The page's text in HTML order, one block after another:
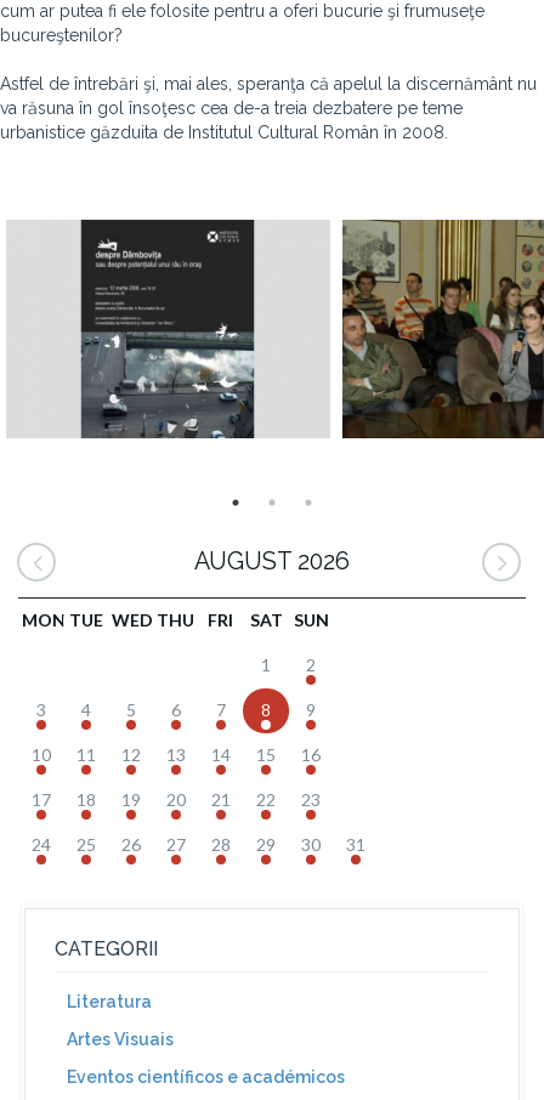
cum ar putea fi ele folosite pentru a oferi bucurie şi frumuseţe
bucureştenilor?
Astfel de întrebări şi, mai ales, speranţa că apelul la discernământ nu
va răsuna în gol însoţesc cea de-a treia dezbatere pe teme
urbanistice găzduita de Institutul Cultural Român în 2008.
AUGUST 2026
MON TUE WED THU FRI SAT SUN
1 2
3 4 5 6 7 8 9
10 11 12 13 14 15 16
17 18 19 20 21 22 23
24 25 26 27 28 29 30 31
CATEGORII
Literatura
Artes Visuais
Eventos científicos e académicos